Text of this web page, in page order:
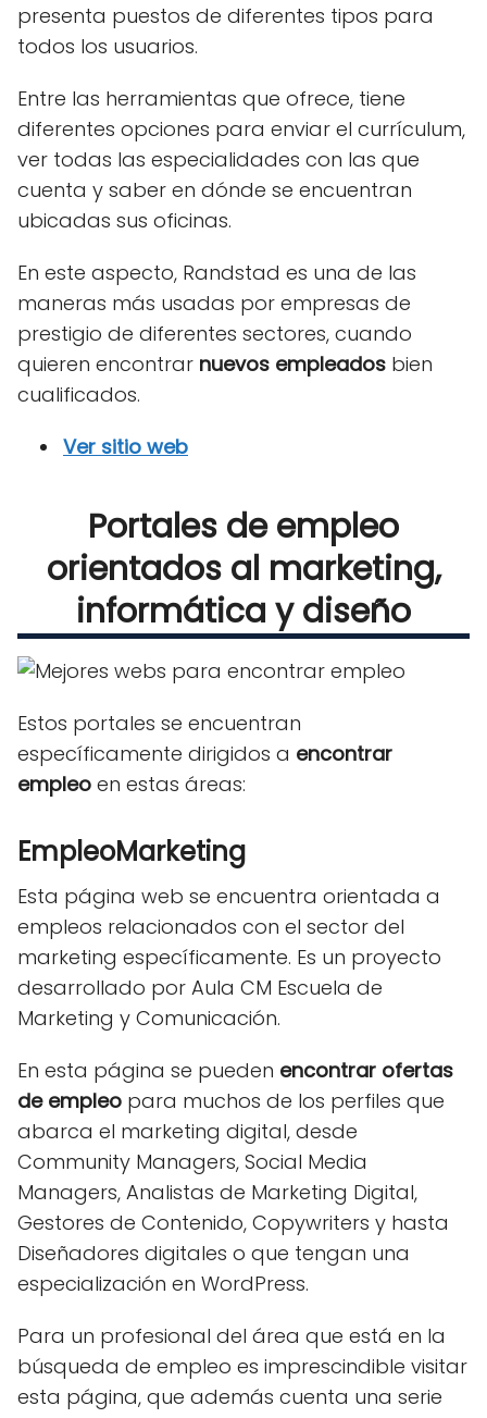
presenta puestos de diferentes tipos para
todos los usuarios.
Entre las herramientas que ofrece, tiene
diferentes opciones para enviar el currículum,
ver todas las especialidades con las que
cuenta y saber en dónde se encuentran
ubicadas sus oficinas.
En este aspecto, Randstad es una de las
maneras más usadas por empresas de
prestigio de diferentes sectores, cuando
quieren encontrar nuevos empleados bien
cualificados.
Ver sitio web
Portales de empleo
orientados al marketing,
informática y diseño
Estos portales se encuentran
específicamente dirigidos a encontrar
empleo en estas áreas:
EmpleoMarketing
Esta página web se encuentra orientada a
empleos relacionados con el sector del
marketing específicamente. Es un proyecto
desarrollado por Aula CM Escuela de
Marketing y Comunicación.
En esta página se pueden encontrar ofertas
de empleo para muchos de los perfiles que
abarca el marketing digital, desde
Community Managers, Social Media
Managers, Analistas de Marketing Digital,
Gestores de Contenido, Copywriters y hasta
Diseñadores digitales o que tengan una
especialización en WordPress.
Para un profesional del área que está en la
búsqueda de empleo es imprescindible visitar
esta página, que además cuenta una serie